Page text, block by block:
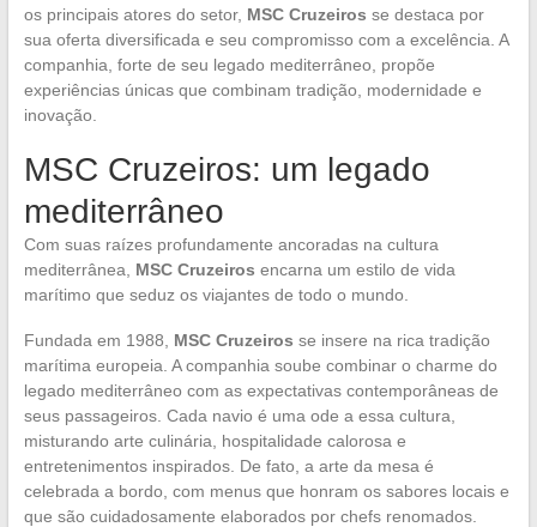
os principais atores do setor, MSC Cruzeiros se destaca por
sua oferta diversificada e seu compromisso com a excelência. A
companhia, forte de seu legado mediterrâneo, propõe
experiências únicas que combinam tradição, modernidade e
inovação.
MSC Cruzeiros: um legado
mediterrâneo
Com suas raízes profundamente ancoradas na cultura
mediterrânea, MSC Cruzeiros encarna um estilo de vida
marítimo que seduz os viajantes de todo o mundo.
Fundada em 1988, MSC Cruzeiros se insere na rica tradição
marítima europeia. A companhia soube combinar o charme do
legado mediterrâneo com as expectativas contemporâneas de
seus passageiros. Cada navio é uma ode a essa cultura,
misturando arte culinária, hospitalidade calorosa e
entretenimentos inspirados. De fato, a arte da mesa é
celebrada a bordo, com menus que honram os sabores locais e
que são cuidadosamente elaborados por chefs renomados.